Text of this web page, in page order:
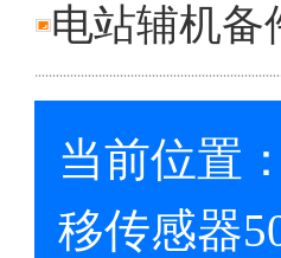
电站辅机备
当前位置：
移传感器